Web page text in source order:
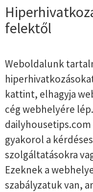
felektől
Weboldalunk
kattint, elhagyja
cég webhelyére
gyakorol a
szolgáltatásokra
Ezeknek a
szabályzatuk van,